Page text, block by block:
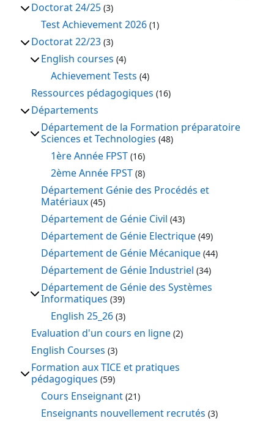
Doctorat 24/25 (3)
Test Achievement 2026 (1)
Doctorat 22/23 (3)
English courses (4)
Achievement Tests (4)
Ressources pédagogiques (16)
Départements
Département de la Formation préparatoire
Sciences et Technologies (48)
1ère Année FPST (16)
2ème Année FPST (8)
Département Génie des Procédés et
Matériaux (45)
Département de Génie Civil (43)
Département de Génie Electrique (49)
Département de Génie Mécanique (44)
Département de Génie Industriel (34)
Département de Génie des Systèmes
Informatiques (39)
English 25_26 (3)
Evaluation d'un cours en ligne (2)
English Courses (3)
Formation aux TICE et pratiques
pédagogiques (59)
Cours Enseignant (21)
Enseignants nouvellement recrutés (3)